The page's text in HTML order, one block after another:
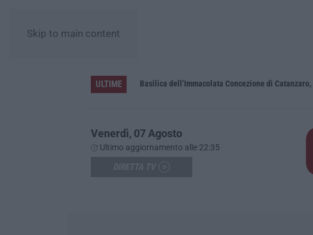
Skip to main content
ULTIME Basilica dell’Immacolata Concezione di
Venerdì, 07 Agosto
Ultimo aggiornamento alle 22:35